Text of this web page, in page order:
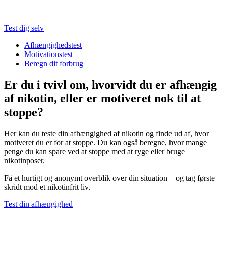
Test dig selv
Afhængighedstest
Motivationstest
Beregn dit forbrug
Er du i tvivl om, hvorvidt du er afhængig
af nikotin, eller er motiveret nok til at
stoppe?
Her kan du teste din afhængighed af nikotin og finde ud af, hvor
motiveret du er for at stoppe. Du kan også beregne, hvor mange
penge du kan spare ved at stoppe med at ryge eller bruge
nikotinposer.
Få et hurtigt og anonymt overblik over din situation – og tag første
skridt mod et nikotinfrit liv.
Test din afhængighed